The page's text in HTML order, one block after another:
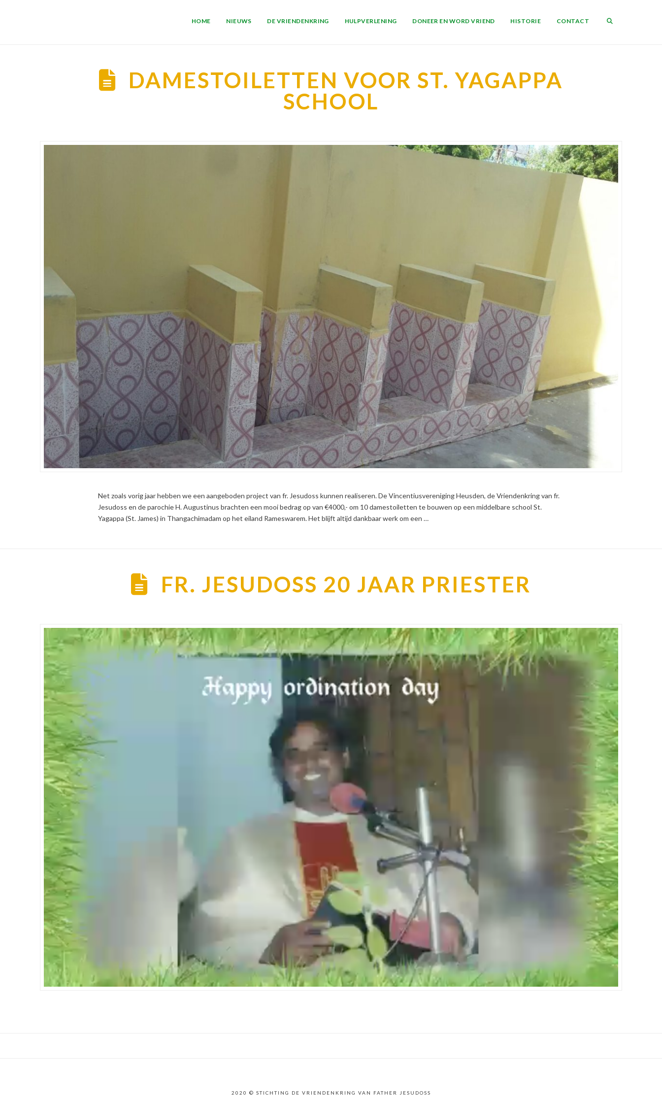
HOME NIEUWS DE VRIENDENKRING HULPVERLENING DONEER EN WORD VRIEND HISTORIE CONTACT
DAMESTOILETTEN VOOR ST. YAGAPPA
SCHOOL
Net zoals vorig jaar hebben we een aangeboden project van fr. Jesudoss kunnen realiseren. De Vincentiusvereniging Heusden, de Vriendenkring van fr.
Jesudoss en de parochie H. Augustinus brachten een mooi bedrag op van €4000,- om 10 damestoiletten te bouwen op een middelbare school St.
Yagappa (St. James) in Thangachimadam op het eiland Rameswarem. Het blijft altijd dankbaar werk om een …
FR. JESUDOSS 20 JAAR PRIESTER
2020 © STICHTING DE VRIENDENKRING VAN FATHER JESUDOSS